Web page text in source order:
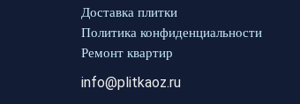
Доставка плитки
Политика конфиденциальности
Ремонт квартир
info@plitkaoz.ru